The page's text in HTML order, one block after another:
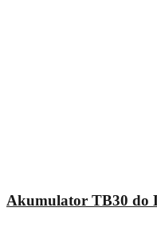
Akumulator TB30 do